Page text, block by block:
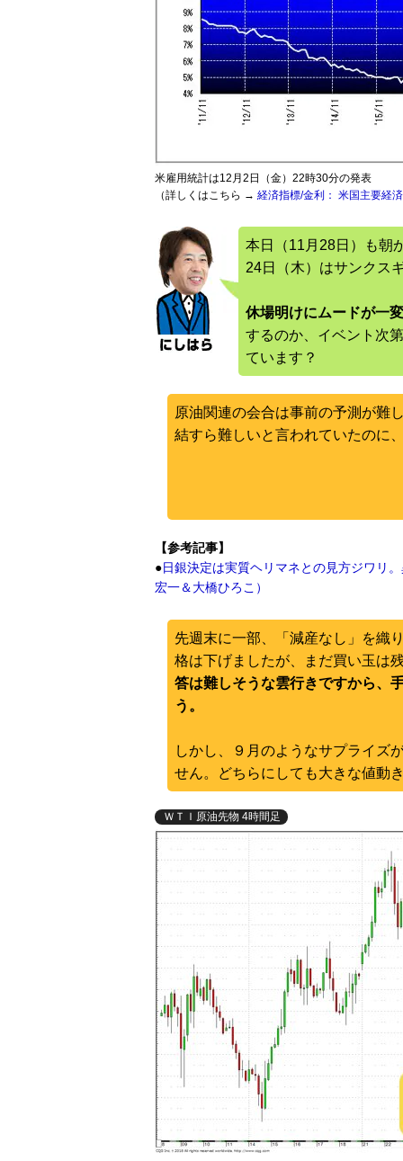
米雇用統計は12月2日（金）22時30分の発表
（詳しくはこちら → 経済指標/金利： 米国主要経
本日（11月28日）も朝
24日（木）はサンクス
休場明けにムードが一
するのか、イベント次
ています？
原油関連の会合は事前の予測が難
結すら難しいと言われていたのに
【参考記事】
●日銀決定は実質ヘリマネとの見方ジワリ
宏一＆大橋ひろこ）
先週末に一部、「減産なし」を織
格は下げましたが、まだ買い玉は
答は難しそうな雲行きですから、
う。
しかし、９月のようなサプライズ
せん。どちらにしても大きな値動
ＷＴＩ原油先物 4時間足